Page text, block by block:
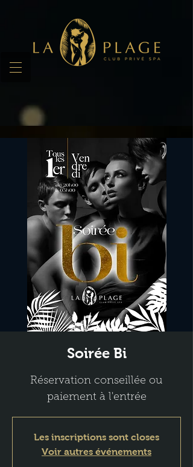
Soirée Bi
Réservation conseillée ou
paiement à l'entrée
Les inscriptions sont closes
Voir autres événements